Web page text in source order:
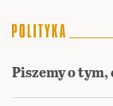
Piszemy o